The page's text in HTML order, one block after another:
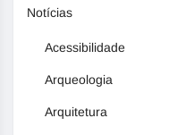
Notícias
Acessibilidade
Arqueologia
Arquitetura